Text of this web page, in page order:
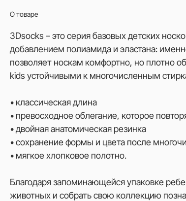
О товаре
3Dsocks – это серия базовых детских
добавлением полиамида и эластана:
позволяет носкам комфортно, но плотно
kids устойчивыми к многочисленным
• классическая длина
• превосходное облегание, которое
• двойная анатомическая резинка
• сохранение формы и цвета после
• мягкое хлопковое полотно.
Благодаря запоминающейся упаковке
животных и собрать свою коллекцию